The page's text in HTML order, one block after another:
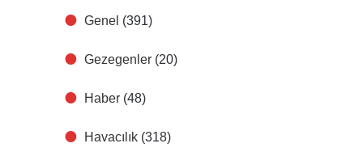
Genel (391)
Gezegenler (20)
Haber (48)
Havacılık (318)